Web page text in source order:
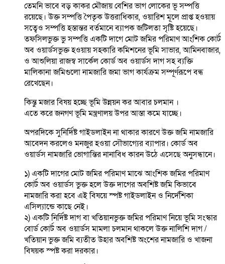
তেমনি ভাবে বড় কাকর মৌজায় বেশির ভাগ লোকের ভূ সম্পত্তি
রয়েছে। উক্ত সম্পত্তি পৈতৃক উত্তরাধিকার, ওয়ারিশ মূলে প্রাপ্ত হওয়ায়
সত্বেও সম্পত্তি হস্তান্তর বর্তমানে ব্যাপক জটিলতা সৃষ্টি হয়েছে।
তফসিলভুক্ত ভু সম্পত্তি একটি দাগে মোট জমির পরিমাণ আংশিক কোর্ট
অব ওয়ার্ডসভুক্ত হওয়ায় সহকারি কমিশনের ভূমি সাভার, আমিনবাজার,
ও আশুলিয়া রাজস্ব সার্কেল কোর্ড অব ওয়ার্ডস দাগ সহ ব্যক্তি
মালিকানা জমিগুলো নামজারি জমা ভাগ কার্যক্রম সম্পূর্ণরূপে বন্ধ
রেখেছেন।
কিন্তু মজার বিষয় হচ্ছে ভূমি উন্নয়ন কর আবার চলমান ।
এতে করে জনগণ ভূমি মন্ত্রণালয় উপর আস্তা কমে যাচ্ছে।
অপরদিকে সুনির্দিষ্ট গাইডলাইন না থাকার কারণে উক্ত জমি নামজারি
আবেদন করলেও মনজুর হওয়া সৌভাগ্যের ব্যাপার। কোর্ড অব
ওয়ার্ডস নামজারি ভোগান্তির নানাবিধ কারন উঠে এসেছে অনুসন্ধানে।
১) একটি দাগের মোট জমির পরিমাণ মাঝে আংশিক জমির পরিমাণ
কোর্ট অব ওয়ার্ডস ভুক্ত হলে উক্ত দাগের অবশিষ্ট জমি কিভাবে
নামজারি করা হবে এই বিষয়ে স্পষ্ট গাইডলাইন ও নির্দেশিকা
এসিল্যান্ডে কাছে নেই।
২) একটি নির্দিষ্ট দাগ বা খতিয়ানভুক্ত জমির পরিমাণ নিয়ে ভূমি সংস্কার
বোর্ড কোর্ট অব ওয়ার্ডস মামলা চলমান থাকলে উক্ত নালিশি দাগ /
খতিয়ান ভুক্ত জমি ব্যতীত উহার অবশিষ্ট অংশের নামজারি ও খাজনা
বিষয়ক স্পষ্ট করা দরকার।